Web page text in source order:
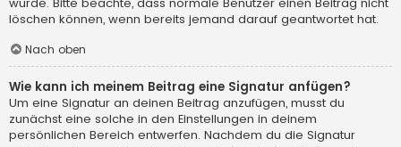
wurde. Bitte beachte, dass normale Benutzer einen Beitrag nicht
löschen können, wenn bereits jemand darauf geantwortet hat.
Nach oben
Wie kann ich meinem Beitrag eine Signatur anfügen?
Um eine Signatur an deinen Beitrag anzufügen, musst du
zunächst eine solche in den Einstellungen in deinem
persönlichen Bereich entwerfen. Nachdem du die Signatur